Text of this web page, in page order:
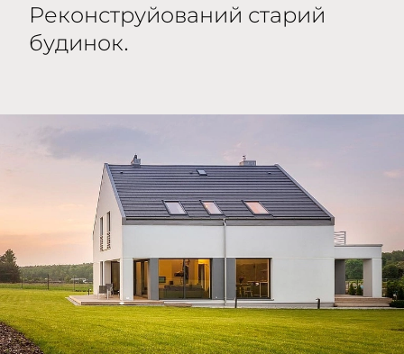
Реконструйований старий
будинок.